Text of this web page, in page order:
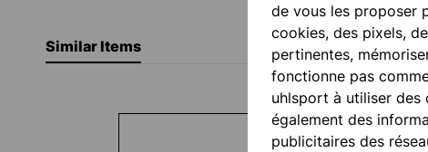
Similar Items
Ignorer la galerie de produits
de vous les proposer
cookies, des pixels,
pertinentes,
fonctionne pas
uhlsport à utiliser des
également des
publicitaires des